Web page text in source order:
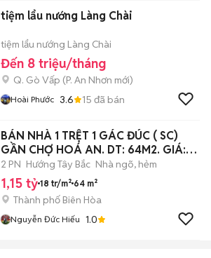
tiệm lẩu nướng Làng Chài
tiệm lẩu nướng Làng Chài
Đến 8 triệu/tháng
Q. Gò Vấp (P. An Nhơn mới)
Hoài Phước 3.6 15 đã bán
BÁN NHÀ 1 TRỆT 1 GÁC ĐÚC ( SC)
GẦN CHỢ HOÁ AN. DT: 64M2. GIÁ:
1ty150
2 PN Hướng Tây Bắc Nhà ngõ, hẻm
1,15 tỷ 18 tr/m² 64 m²
Thành phố Biên Hòa
Nguyễn Đức Hiếu 1.0